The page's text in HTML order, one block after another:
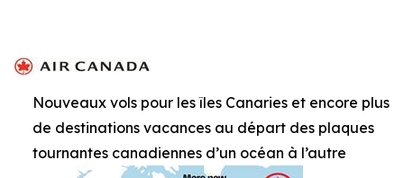
Nouveaux vols pour les îles Canaries et encore plus
de destinations vacances au départ des plaques
tournantes canadiennes d’un océan à l’autre